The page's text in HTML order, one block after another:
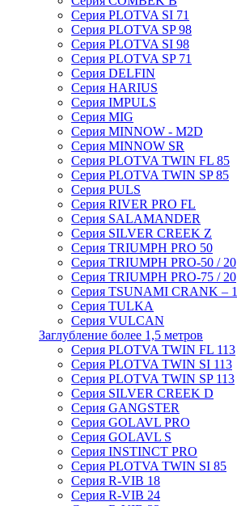
Серия PLOTVA SI 71
Серия PLOTVA SP 98
Серия PLOTVA SI 98
Серия PLOTVA SP 71
Серия DELFIN
Серия HARIUS
Серия IMPULS
Серия MIG
Серия MINNOW - M2D
Серия MINNOW SR
Серия PLOTVA TWIN FL 85
Серия PLOTVA TWIN SP 85
Серия PULS
Серия RIVER PRO FL
Серия SALAMANDER
Серия SILVER CREEK Z
Серия TRIUMPH PRO 50
Серия TRIUMPH PRO-50 / 20
Серия TRIUMPH PRO-75 / 20
Серия TSUNAMI CRANK – 1
Серия TULKA
Серия VULCAN
Заглубление более 1,5 метров
Серия PLOTVA TWIN FL 113
Серия PLOTVA TWIN SI 113
Серия PLOTVA TWIN SP 113
Серия SILVER CREEK D
Серия GANGSTER
Серия GOLAVL PRO
Серия GOLAVL S
Серия INSTINCT PRO
Серия PLOTVA TWIN SI 85
Серия R-VIB 18
Серия R-VIB 24